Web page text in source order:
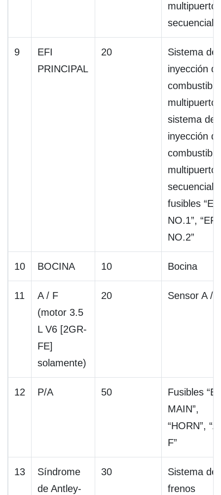
multipuerto
secuencial
9
EFI
PRINCIPAL
20
Sistema de
inyección
combustible
multipuerto
sistema de
inyección
combustible
multipuerto
secuencial,
fusibles
NO.1”, “EFI
NO.2”
10 BOCINA 10 Bocina
11
A / F
(motor 3.5
L V6 [2GR-
FE]
solamente)
20 Sensor A /
12 P/A 50
Fusibles
MAIN”,
“HORN”,
F”
13
Síndrome
de Antley-
30
Sistema de
frenos